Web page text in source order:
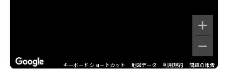
キーボード ショートカット 地図データ 利用規約 問題の報告